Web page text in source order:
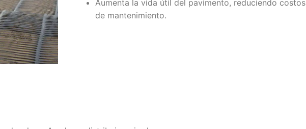
Aumenta la vida útil del pavimento, reduciendo costos
de mantenimiento.